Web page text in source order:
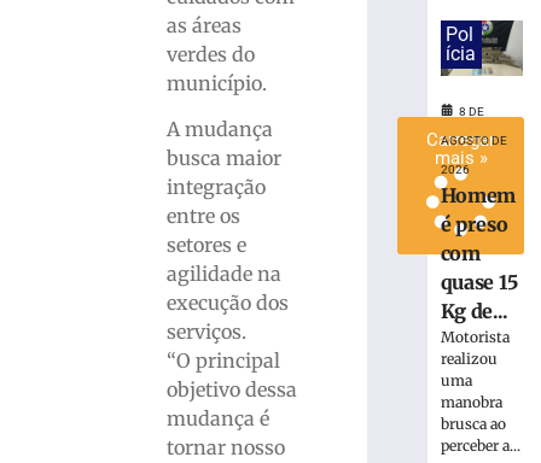
as áreas
verdes do
município.
A mudança
busca maior
integração
entre os
setores e
agilidade na
execução dos
serviços.
“O principal
objetivo dessa
mudança é
tornar nosso
Carregar
mais »
Pol
ícia
8 DE
AGOSTO DE
2026
Homem
é preso
com
quase 15
Kg de...
Motorista
realizou
uma
manobra
brusca ao
perceber a...